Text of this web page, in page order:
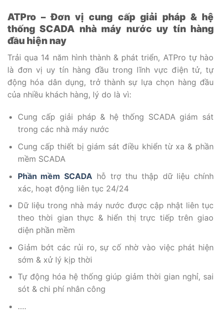
ATPro – Đơn vị cung cấp giải pháp & hệ
thống SCADA nhà máy nước uy tín hàng
đầu hiện nay
Trải qua 14 năm hình thành & phát triển, ATPro tự hào
là đơn vị uy tín hàng đầu trong lĩnh vực điện tử, tự
động hóa dân dụng, trở thành sự lựa chọn hàng đầu
của nhiều khách hàng, lý do là vì:
Cung cấp giải pháp & hệ thống SCADA giám sát
trong các nhà máy nước
Cung cấp thiết bị giám sát điều khiển từ xa & phần
mềm SCADA
Phần mềm SCADA hỗ trợ thu thập dữ liệu chính
xác, hoạt động liên tục 24/24
Dữ liệu trong nhà máy nước được cập nhật liên tục
theo thời gian thực & hiển thị trực tiếp trên giao
diện phần mềm
Giảm bớt các rủi ro, sự cố nhờ vào việc phát hiện
sớm & xử lý kịp thời
Tự động hóa hệ thống giúp giảm thời gian nghỉ, sai
sót & chi phí nhân công
….